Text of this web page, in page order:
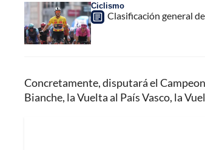
Ciclismo
Clasificación general
Concretamente, disputará el
Bianche, la Vuelta al País Vasco, la